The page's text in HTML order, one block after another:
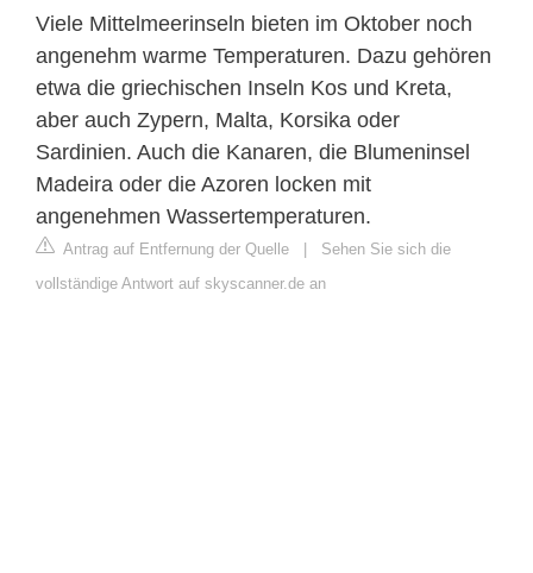
Viele Mittelmeerinseln bieten im Oktober noch
angenehm warme Temperaturen. Dazu gehören
etwa die griechischen Inseln Kos und Kreta,
aber auch Zypern, Malta, Korsika oder
Sardinien. Auch die Kanaren, die Blumeninsel
Madeira oder die Azoren locken mit
angenehmen Wassertemperaturen.
Antrag auf Entfernung der Quelle
Sehen Sie sich die
vollständige Antwort auf skyscanner.de an